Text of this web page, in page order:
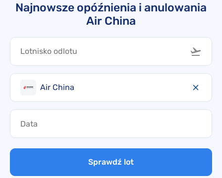
Najnowsze opóźnienia i anulowania
Air China
Air China
Sprawdź lot